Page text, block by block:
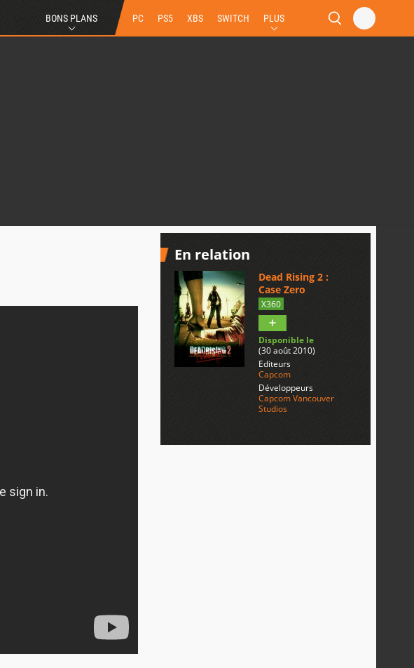
BONS PLANS PC PS5 XBS SWITCH PLUS
En relation
Dead Rising 2 :
Case Zero
X360
Disponible le
(30 août 2010)
Editeurs
Capcom
Développeurs
Capcom Vancouver
Studios